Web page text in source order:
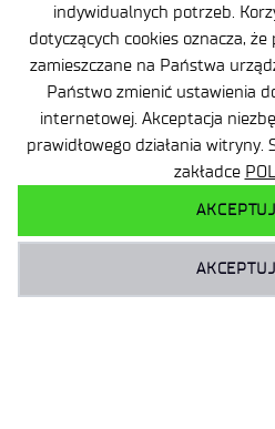
indywidualnych potrzeb.
dotyczących cookies oznacza,
zamieszczane na Państwa
Państwo zmienić ustawienia
internetowej. Akceptacja
prawidłowego działania witryny.
zakładce